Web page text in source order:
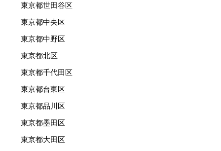
東京都世田谷区
東京都中央区
東京都中野区
東京都北区
東京都千代田区
東京都台東区
東京都品川区
東京都墨田区
東京都大田区